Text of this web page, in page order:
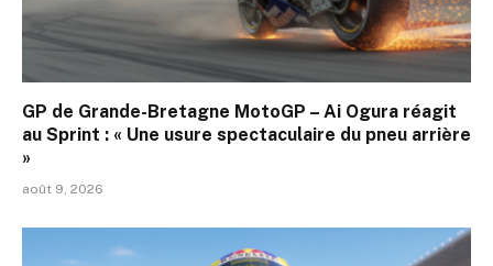
GP de Grande-Bretagne MotoGP – Ai Ogura réagit
au Sprint : « Une usure spectaculaire du pneu arrière
»
août 9, 2026